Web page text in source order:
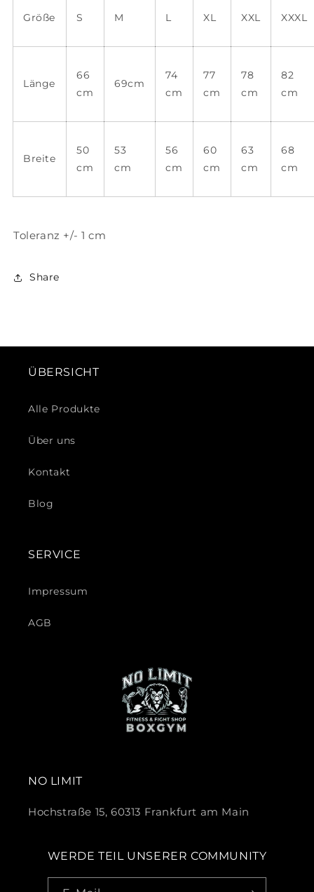
Größe S M L XL XXL XXXL
Länge
66
cm
69cm
74
cm
77
cm
78
cm
82
cm
Breite
50
cm
53
cm
56
cm
60
cm
63
cm
68
cm
Toleranz +/- 1 cm
Share
ÜBERSICHT
Alle Produkte
Über uns
Kontakt
Blog
SERVICE
Impressum
AGB
NO LIMIT
Hochstraße 15, 60313 Frankfurt am Main
WERDE TEIL UNSERER COMMUNITY